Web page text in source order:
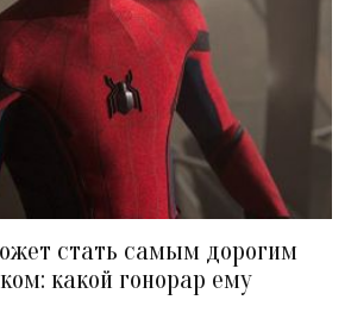
стать самым дорогим
какой гонорар ему